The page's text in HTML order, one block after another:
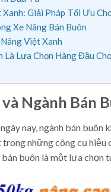
Giải Pháp Tối Ưu
Xe Nâng Bán Buôn
Việt Xanh
Lựa Chọn Hàng Đầu
Ngành Bán
nay, ngành bán
những công cụ hiệu
buôn là một lựa